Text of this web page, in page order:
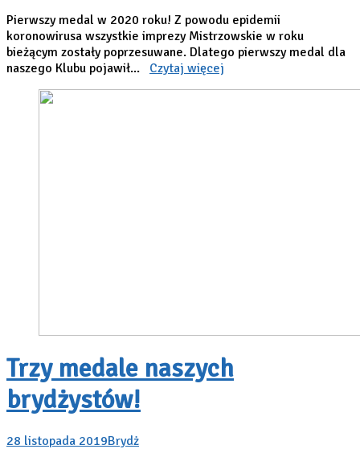
Pierwszy medal w 2020 roku! Z powodu epidemii
koronowirusa wszystkie imprezy Mistrzowskie w roku
bieżącym zostały poprzesuwane. Dlatego pierwszy medal dla
naszego Klubu pojawił... Czytaj więcej
Trzy medale naszych
brydżystów!
28 listopada 2019Brydż